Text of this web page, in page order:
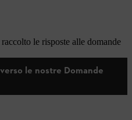
le risposte alle domande
le nostre Domande